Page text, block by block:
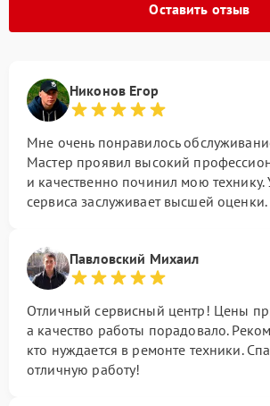
Оставить отзыв
Никонов Егор
Мне очень понравилось
Мастер проявил высокий
и качественно починил мою технику.
сервиса заслуживает высшей
Павловский Михаил
Отличный сервисный центр! Цены
а качество работы порадовало.
кто нуждается в ремонте техники.
отличную работу!